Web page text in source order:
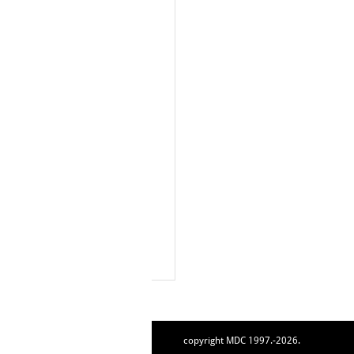
copyright MDC 1997.-2026.